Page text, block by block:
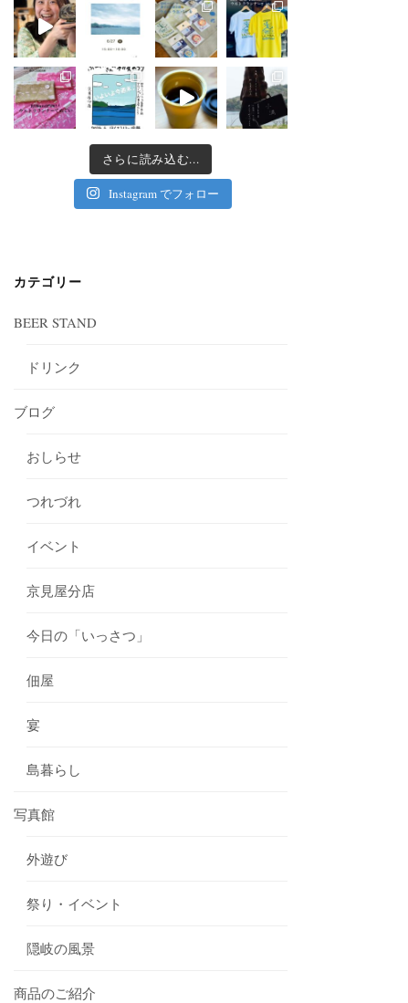
さらに読み込む...
Instagram でフォロー
カテゴリー
BEER STAND
ドリンク
ブログ
おしらせ
つれづれ
イベント
京見屋分店
今日の「いっさつ」
佃屋
宴
島暮らし
写真館
外遊び
祭り・イベント
隠岐の風景
商品のご紹介